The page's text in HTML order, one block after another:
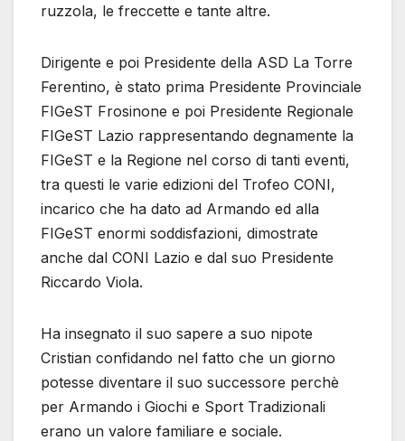
ruzzola, le freccette e tante altre.
Dirigente e poi Presidente della ASD La Torre
Ferentino, è stato prima Presidente Provinciale
FIGeST Frosinone e poi Presidente Regionale
FIGeST Lazio rappresentando degnamente la
FIGeST e la Regione nel corso di tanti eventi,
tra questi le varie edizioni del Trofeo CONI,
incarico che ha dato ad Armando ed alla
FIGeST enormi soddisfazioni, dimostrate
anche dal CONI Lazio e dal suo Presidente
Riccardo Viola.
Ha insegnato il suo sapere a suo nipote
Cristian confidando nel fatto che un giorno
potesse diventare il suo successore perchè
per Armando i Giochi e Sport Tradizionali
erano un valore familiare e sociale.